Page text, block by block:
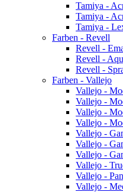
Tamiya -
Tamiya -
Tamiya -
Farben - Revell
Revell -
Revell -
Revell -
Farben - Vallejo
Vallejo -
Vallejo -
Vallejo -
Vallejo -
Vallejo -
Vallejo -
Vallejo -
Vallejo -
Vallejo -
Vallejo -